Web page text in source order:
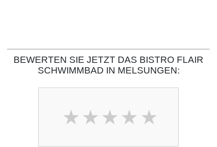
BEWERTEN SIE JETZT DAS BISTRO FLAIR
SCHWIMMBAD IN MELSUNGEN: